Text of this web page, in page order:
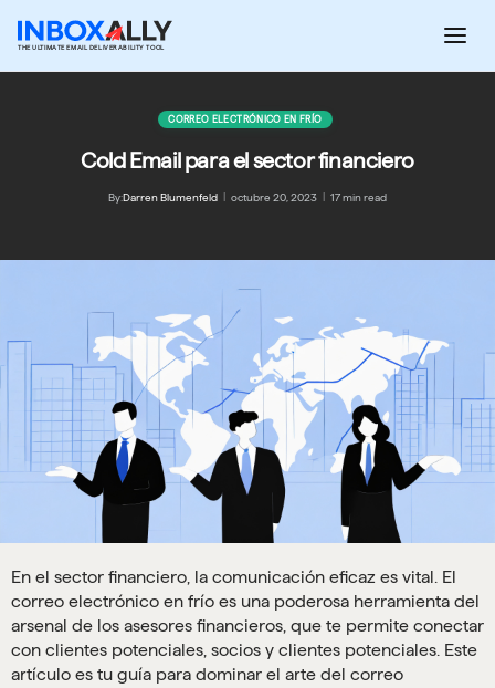
THE ULTIMATE EMAIL DELIVERABILITY TOOL
CORREO ELECTRÓNICO EN FRÍO
Cold Email para el sector financiero
By:Darren Blumenfeld octubre 20, 2023 17 min read
En el sector financiero, la comunicación eficaz es vital. El
correo electrónico en frío es una poderosa herramienta del
arsenal de los asesores financieros, que te permite conectar
con clientes potenciales, socios y clientes potenciales. Este
artículo es tu guía para dominar el arte del correo